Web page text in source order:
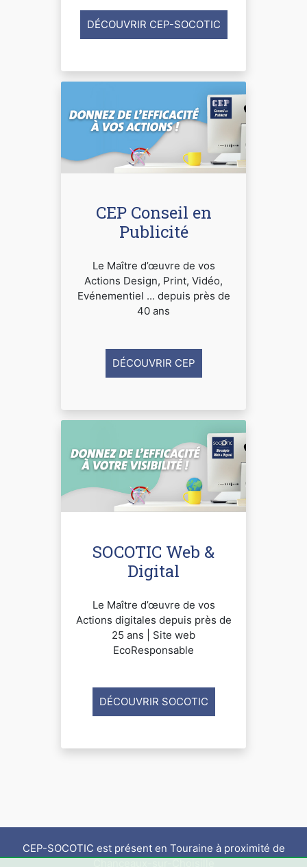
DÉCOUVRIR CEP-SOCOTIC
CEP Conseil en
Publicité
Le Maître d’œuvre de vos
Actions Design, Print, Vidéo,
Evénementiel ... depuis près de
40 ans
DÉCOUVRIR CEP
SOCOTIC Web &
Digital
Le Maître d’œuvre de vos
Actions digitales depuis près de
25 ans | Site web
EcoResponsable
DÉCOUVRIR SOCOTIC
CEP-SOCOTIC est présent en Touraine à proximité de